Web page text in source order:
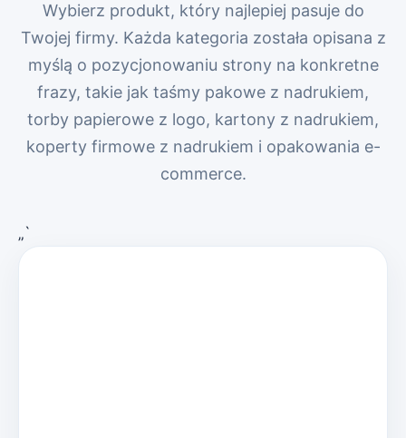
Wybierz produkt, który najlepiej pasuje do
Twojej firmy. Każda kategoria została opisana z
myślą o pozycjonowaniu strony na konkretne
frazy, takie jak taśmy pakowe z nadrukiem,
torby papierowe z logo, kartony z nadrukiem,
koperty firmowe z nadrukiem i opakowania e-
commerce.
„`